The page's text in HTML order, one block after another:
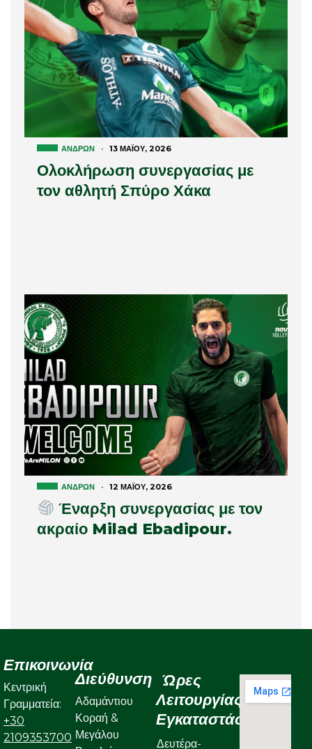
ΑΝΔΡΏΝ · 13 ΜΑΪ́ΟΥ, 2026
Ολοκλήρωση συνεργασίας με
τον αθλητή Σπύρο Χάκα
ΑΝΔΡΏΝ · 12 ΜΑΪ́ΟΥ, 2026
Έναρξη συνεργασίας με τον
ακραίο Milad Ebadipour.
Επικοινωνία
Κεντρική
Γραμματεία:
+30
2109353700
Διεύθυνση
Αδαμάντιου
Κοραή &
Μεγάλου
Ώρες
Λειτουργίας
Εγκαταστάσεων
Δευτέρα-